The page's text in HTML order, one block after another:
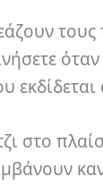
στο